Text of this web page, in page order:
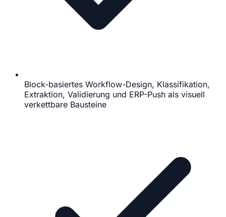
Block-basiertes Workflow-Design, Klassifikation,
Extraktion, Validierung und ERP-Push als visuell
verkettbare Bausteine